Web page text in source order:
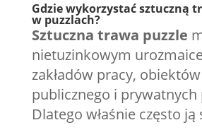
Gdzie wykorzystać sztuczną
w puzzlach?
Sztuczna trawa puzzle
nietuzinkowym
zakładów pracy,
publicznego i prywatnych
Dlatego właśnie często ją